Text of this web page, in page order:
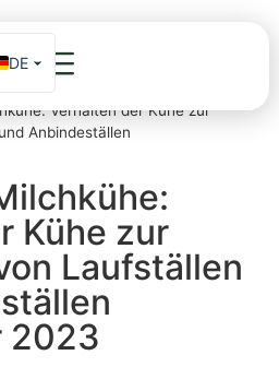
DE
EN
FR
Verhalten der Kühe zur
Anbindeställen
Kühe zur
Laufställen
2023